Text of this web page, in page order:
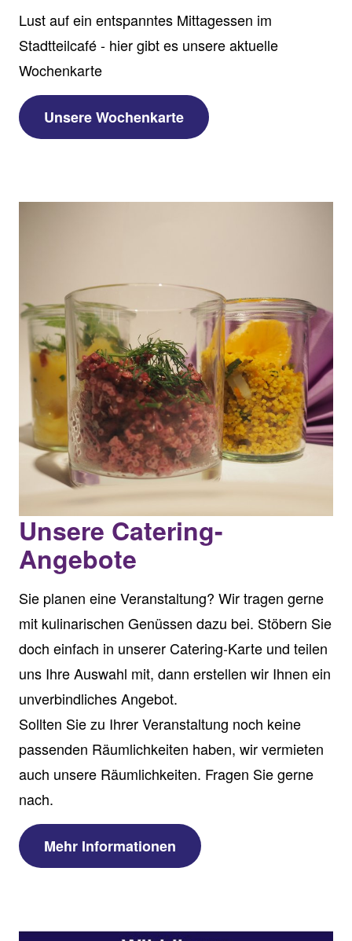
Lust auf ein entspanntes Mittagessen im
Stadtteilcafé - hier gibt es unsere aktuelle
Wochenkarte
Unsere Wochenkarte
Unsere Catering-
Angebote
Sie planen eine Veranstaltung? Wir tragen gerne
mit kulinarischen Genüssen dazu bei. Stöbern Sie
doch einfach in unserer Catering-Karte und teilen
uns Ihre Auswahl mit, dann erstellen wir Ihnen ein
unverbindliches Angebot.
Sollten Sie zu Ihrer Veranstaltung noch keine
passenden Räumlichkeiten haben, wir vermieten
auch unsere Räumlichkeiten. Fragen Sie gerne
nach.
Mehr Informationen